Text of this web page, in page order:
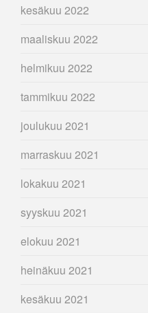
kesäkuu 2022
maaliskuu 2022
helmikuu 2022
tammikuu 2022
joulukuu 2021
marraskuu 2021
lokakuu 2021
syyskuu 2021
elokuu 2021
heinäkuu 2021
kesäkuu 2021